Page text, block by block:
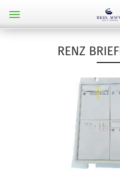
RENZ